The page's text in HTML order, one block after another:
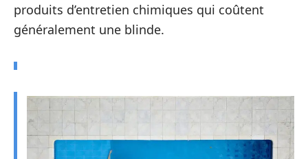
produits d’entretien chimiques qui coûtent
généralement une blinde.